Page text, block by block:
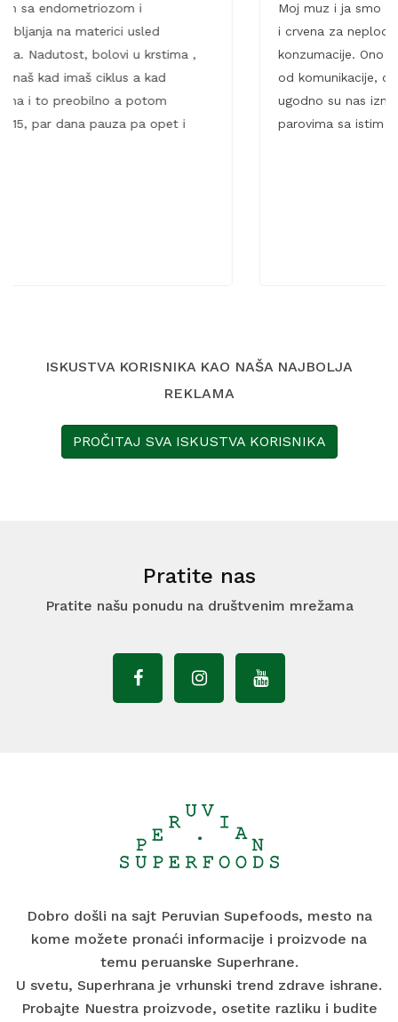
krstima ,
kad
opet i
Moj muz i ja smo koristili proizvode
i crvena za neplodnost i ostali trudni
konzumacije. Ono što nudite i način na
od komunikacije, obrazlaganja,
ugodno su nas iznenadili i svakako Vas
parovima sa istim problemom. Iako treba
ISKUSTVA KORISNIKA KAO NAŠA NAJBOLJA
REKLAMA
PROČITAJ SVA ISKUSTVA KORISNIKA
Pratite nas
Pratite našu ponudu na društvenim mrežama
Dobro došli na sajt Peruvian Supefoods, mesto na
kome možete pronaći informacije i proizvode na
temu peruanske Superhrane.
U svetu, Superhrana je vrhunski trend zdrave ishrane.
Probajte Nuestra proizvode, osetite razliku i budite